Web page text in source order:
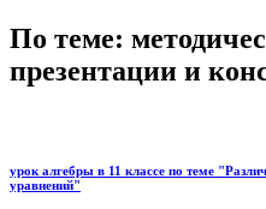
По теме:
презентации и
урок алгебры в 11 классе по теме
уравнений"